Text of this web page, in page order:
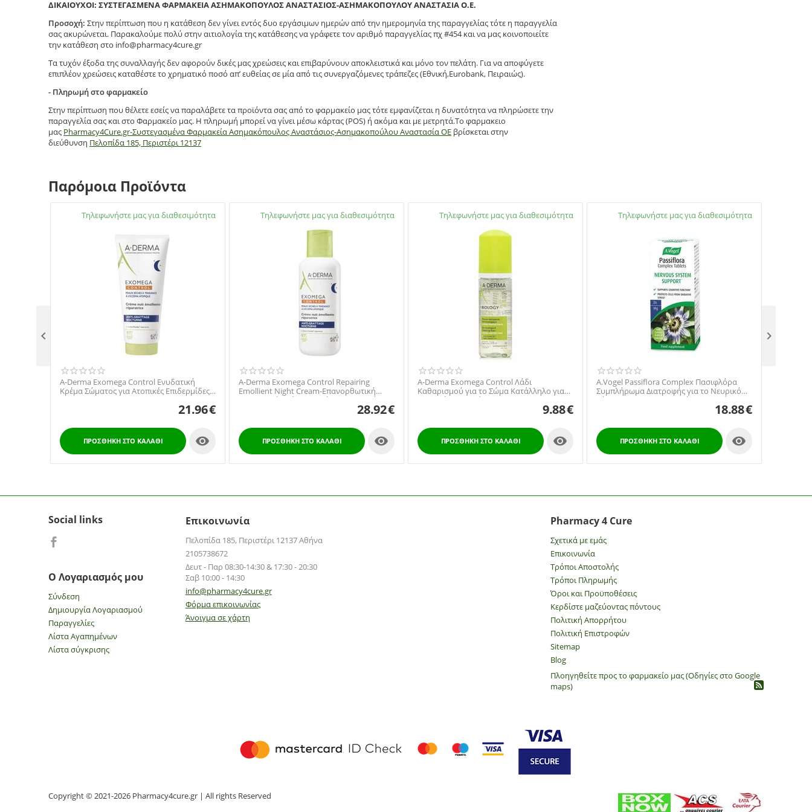
ΔΙΚΑΙΟΥΧΟΙ: ΣΥΣΤΕΓΑΣΜΕΝΑ ΦΑΡΜΑΚΕΙΑ ΑΣΗΜΑΚΟΠΟΥΛΟΣ ΑΝΑΣΤΑΣΙΟΣ-ΑΣΗΜΑΚΟΠΟΥΛΟΥ ΑΝΑΣΤΑΣΙΑ Ο.Ε.
Προσοχή: Στην περίπτωση που η κατάθεση δεν γίνει εντός δυο εργάσιμων ημερών από την ημερομηνία της παραγγελίας τότε η παραγγελία
σας ακυρώνεται. Παρακαλούμε πολύ στην αιτιολογία της κατάθεσης να γράφετε τον αριθμό παραγγελίας πχ #454 και να μας κοινοποιείτε
την κατάθεση στο info@pharmacy4cure.gr
Τα τυχόν έξοδα της συναλλαγής δεν αφορούν δικές μας χρεώσεις και επιβαρύνουν αποκλειστικά και μόνο τον πελάτη. Για να αποφύγετε
επιπλέον χρεώσεις καταθέστε το χρηματικό ποσό απ’ ευθείας σε μία από τις συνεργαζόμενες τράπεζες (Εθνική,Eurobank, Πειραιώς).
- Πληρωμή στο φαρμακείο
Στην περίπτωση που θέλετε εσείς να παραλάβετε τα προϊόντα σας από το φαρμακείο μας τότε εμφανίζεται η δυνατότητα να πληρώσετε την
παραγγελία σας και στο Φαρμακείο μας. Η πληρωμή μπορεί να γίνει μέσω κάρτας (POS) ή ακόμα και με μετρητά.Το φαρμακειο
μας Pharmacy4Cure.gr-Συστεγασμένα Φαρμακεία Ασημακόπουλος Αναστάσιος-Ασημακοπούλου Αναστασία ΟΕ βρίσκεται στην
διεύθυνση Πελοπίδα 185, Περιστέρι 12137
Παρόμοια Προϊόντα
Διαθέσιμο:Τηλεφωνήστε μας για διαθεσιμότητα
A-Derma Exomega Control Ενυδατική
Κρέμα Σώματος για Ατοπικές Επιδερμίδες
21.96€
ΠΡΟΣΘΉΚΗ ΣΤΟ ΚΑΛΆΘΙ 
Διαθέσιμο:Τηλεφωνήστε μας για διαθεσιμότητα
A-Derma Exomega Control Repairing
Emollient Night Cream-Επανορθωτική
Μαλακτική Κρέμα Νυχτός για το Ξηρό &
28.92€
ΠΡΟΣΘΉΚΗ ΣΤΟ ΚΑΛΆΘΙ 
Διαθέσιμο:Τηλεφωνήστε μας για διαθεσιμότητα
A-Derma Exomega Control Λάδι
Καθαρισμού για το Σώμα Κατάλληλο για
Ατοπική Επιδερμίδα 200ml
9.88€
ΠΡΟΣΘΉΚΗ ΣΤΟ ΚΑΛΆΘΙ 
Διαθέσιμο:Τηλεφωνήστε μας για διαθεσιμότητα
A.Vogel Passiflora Complex Πασιφλόρα
Συμπλήρωμα Διατροφής για το Νευρικό
Σύστημα και τη Γνωσιακή Λειτουργία
18.88€
ΠΡΟΣΘΉΚΗ ΣΤΟ ΚΑΛΆΘΙ 
 
Social links
Ο Λογαριασμός μου
Σύνδεση
Δημιουργία Λογαριασμού
Παραγγελίες
Λίστα Αγαπημένων
Λίστα σύγκρισης
Επικοινωνία
Πελοπίδα 185, Περιστέρι 12137 Αθήνα
2105738672
Δευτ - Παρ 08:30-14:30 & 17:30 - 20:30
Σαβ 10:00 - 14:30
info@pharmacy4cure.gr
Φόρμα επικοινωνίας
Άνοιγμα σε χάρτη
Pharmacy 4 Cure
Σχετικά με εμάς
Επικοινωνία
Τρόποι Αποστολής
Τρόποι Πληρωμής
Όροι και Προϋποθέσεις
Κερδίστε μαζεύοντας πόντους
Πολιτική Απορρήτου
​Πολιτική Επιστροφών
Sitemap
Blog
Πλοηγηθείτε προς το φαρμακείο μας (Οδηγίες στο Google
maps)
Copyright © 2021-2026 Pharmacy4cure.gr | All rights Reserved